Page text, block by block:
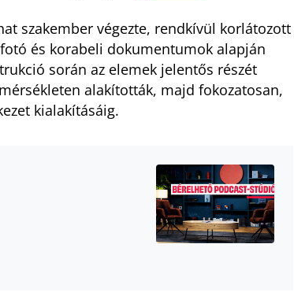
szakember végezte, rendkívül korlátozott
és korabeli dokumentumok alapján
során az elemek jelentős részét
alakították, majd fokozatosan,
kialakításáig.